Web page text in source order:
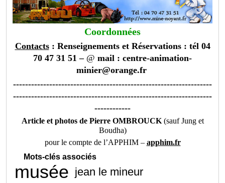
Coordonnées
Contacts: Renseignements et Réservations : tél 04
70 47 31 51 –@ mail : centre-animation-
minier@orange.fr
------------------------------------------------------------------
------------------------------------------------------------------
------------
Article et photos de Pierre OMBROUCK (sauf Jung et
Boudha)
pour le compte de l’APPHIM – apphim.fr
Mots-clés associés
musée jean le mineur